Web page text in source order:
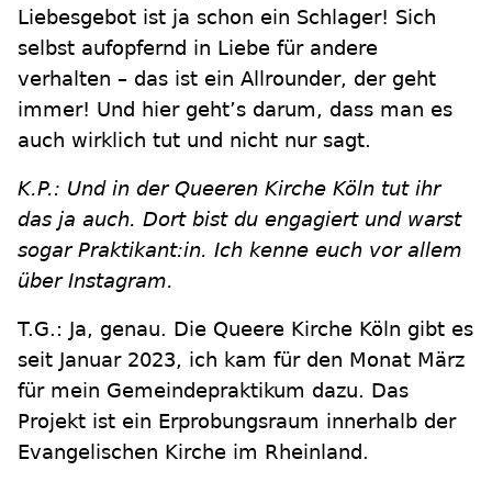
Liebesgebot ist ja schon ein Schlager! Sich
selbst aufopfernd in Liebe für andere
verhalten – das ist ein Allrounder, der geht
immer! Und hier geht’s darum, dass man es
auch wirklich tut und nicht nur sagt.
K.P.: Und in der Queeren Kirche Köln tut ihr
das ja auch. Dort bist du engagiert und warst
sogar Praktikant:in. Ich kenne euch vor allem
über Instagram.
T.G.: Ja, genau. Die Queere Kirche Köln gibt es
seit Januar 2023, ich kam für den Monat März
für mein Gemeindepraktikum dazu. Das
Projekt ist ein Erprobungsraum innerhalb der
Evangelischen Kirche im Rheinland.